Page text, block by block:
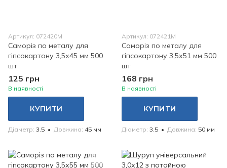
Артикул: 072420M
Саморіз по металу для
гіпсокартону 3,5х45 мм 500
шт
125 грн
В наявності
КУПИТИ
Діаметр 3.5 Довжина 45 мм
Артикул: 072421М
Саморіз по металу для
гіпсокартону 3,5х51 мм 500
шт
168 грн
В наявності
КУПИТИ
Діаметр 3.5 Довжина 50 мм